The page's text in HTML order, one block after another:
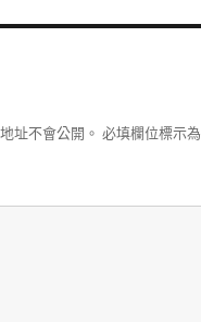
址不會公開。 必填欄位標示為